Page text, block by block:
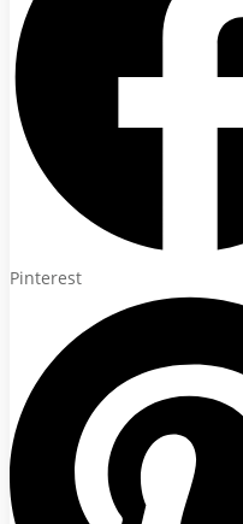
Pinterest